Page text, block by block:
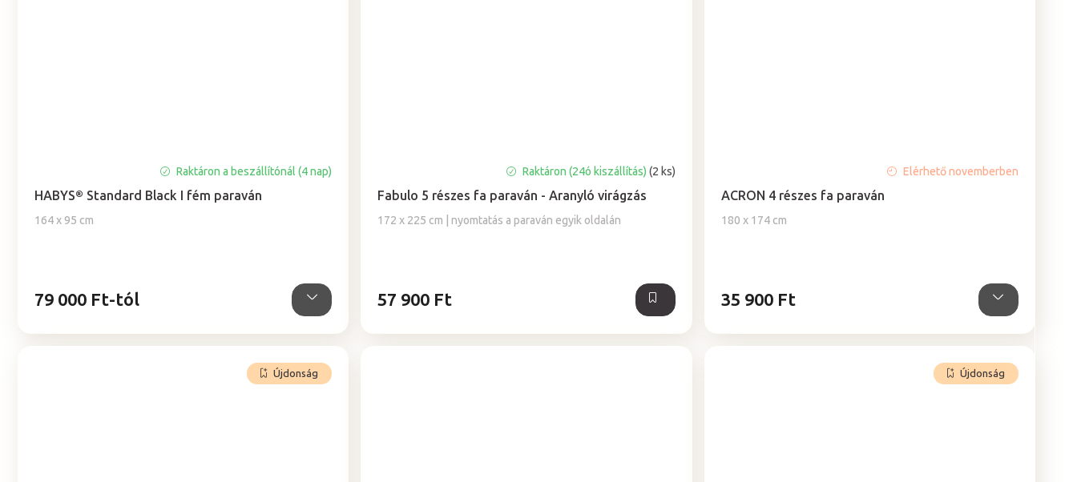
HABYS® Standard Black I fém paraván
164 x 95 cm
Raktáron a beszállítónál (4 nap)
79 000 Ft-tól
Fabulo 5 részes fa paraván - Aranyló virágzás
172 x 225 cm | nyomtatás a paraván egyik oldalán
Raktáron (24ó kiszállítás) (2 ks)
57 900 Ft
ACRON 4 részes fa paraván
180 x 174 cm
átlagos
értékelése
Elérhető novemberben
35 900 Ft
Újdonság Újdonság